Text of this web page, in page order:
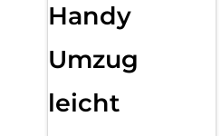
Handy
Umzug
leicht